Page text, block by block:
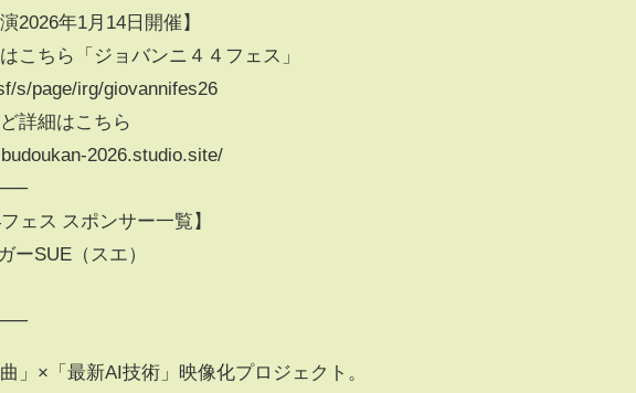
2026年1月14日開催】
こちら「ジョバンニ４４フェス」
s/page/irg/giovannifes26
詳細はこちら
2026.studio.site/
ェス スポンサー一覧】
ーSUE（スエ）
」×「最新AI技術」映像化プロジェクト。